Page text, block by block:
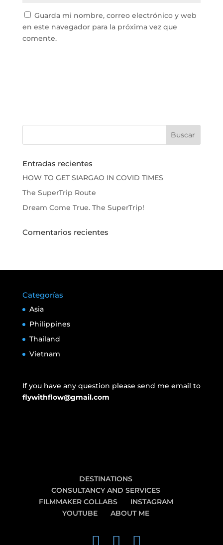
Guarda mi nombre, correo electrónico y web
en este navegador para la próxima vez que
comente.
Entradas recientes
HOW TO GET SIARGAO IN COVID TIMES
The SuperTrip Route
Dream Come True. The SuperTrip!
Comentarios recientes
Categorías
Asia
Philippines
Thailand
Vietnam
If you have any question please send me email to
flywithflow@gmail.com
DESTINATIONS
CONSULTANCY AND SERVICES
FILMMAKER COLLABS
INSTAGRAM
YOUTUBE
ABOUT ME